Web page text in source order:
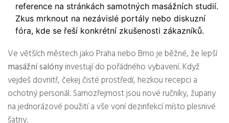
reference na stránkách samotných masážních studií.
Zkus mrknout na nezávislé portály nebo diskuzní
fóra, kde se řeší konkrétní zkušenosti zákazníků.
Ve větších městech jako Praha nebo Brno je běžné, že lepší
masážní salónyinvestují do pořádného vybavení. Když
vejdeš dovnitř, čekej čisté prostředí, hezkou recepci a
ochotný personál. Samozřejmost jsou nové ručníky, župany
na jednorázové použití a vše voní dezinfekcí místo plesnivé